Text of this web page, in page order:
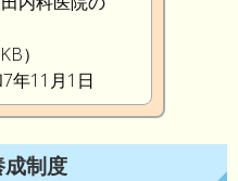
）
年11月1日
制度